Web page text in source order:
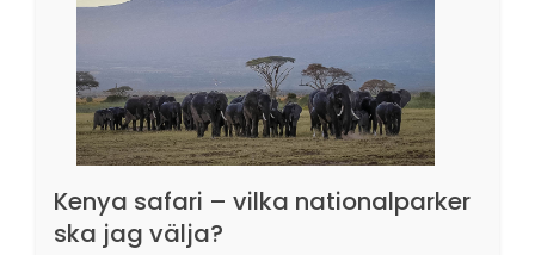
Kenya safari – vilka nationalparker
ska jag välja?